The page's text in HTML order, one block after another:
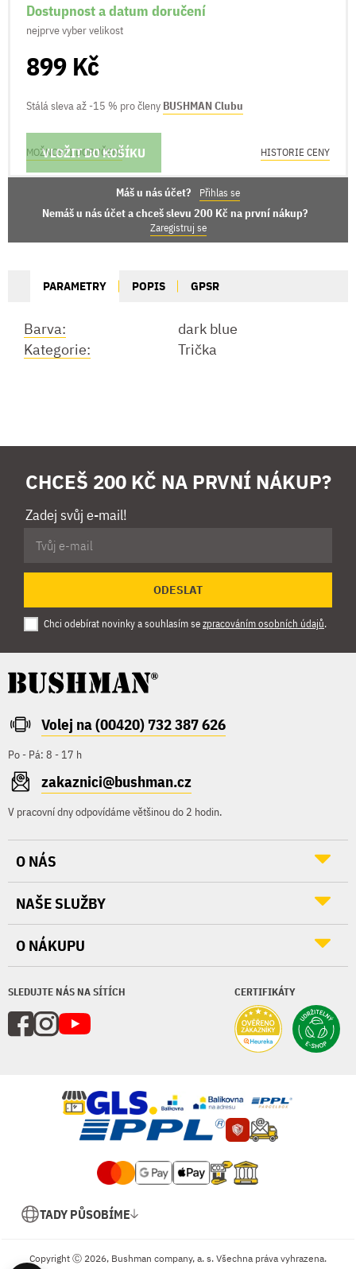
Dostupnost a datum doručení
nejprve vyber velikost
899 Kč
Stálá sleva až -15 % pro členy BUSHMAN Clubu
VLOŽIT DO KOŠÍKU
MOŽNOSTI DORUČENÍ HISTORIE CENY
Máš u nás účet? Přihlas se
Nemáš u nás účet a chceš slevu 200 Kč na první nákup?
Zaregistruj se
PARAMETRY POPIS GPSR
Barva:
dark blue
Kategorie:
Trička
CHCEŠ 200 KČ NA PRVNÍ NÁKUP?
Zadej svůj e-mail!
ODESLAT
Chci odebírat novinky a souhlasím sezpracováním osobních údajů.
Volej na (00420) 732 387 626
Po - Pá: 8 - 17 h
zakaznici@bushman.cz
V pracovní dny odpovídáme většinou do 2 hodin.
SLEDUJTE NÁS NA SÍTÍCH CERTIFIKÁTY
O NÁS
NAŠE SLUŽBY
O NÁKUPU
TADY PŮSOBÍME
Copyright Ⓒ 2026, Bushman company, a. s. Všechna práva vyhrazena.